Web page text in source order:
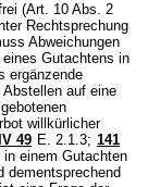
(Art. 10 Abs. 2
Rechtsprechung
Abweichungen
Gutachtens in
ergänzende
auf eine
willkürlicher
49 E. 2.1.3; 141
einem Gutachten
dementsprechend